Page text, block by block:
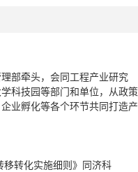
部牵头，会同工程产业研究
科技园等部门和单位，从政策
业孵化等各个环节共同打造产
转化实施细则》同济科